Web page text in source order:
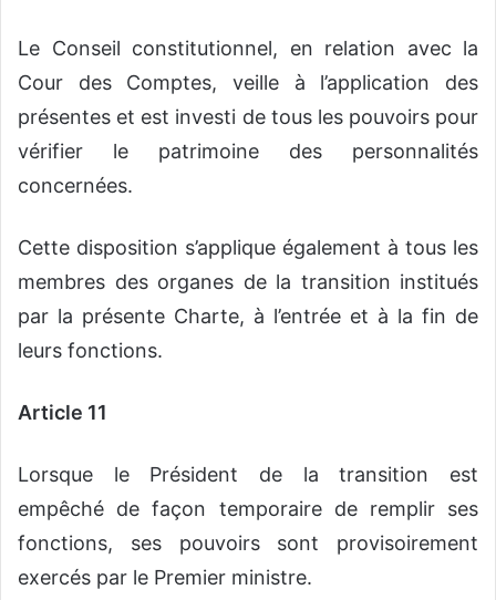
Le Conseil constitutionnel, en relation avec la
Cour des Comptes, veille à l’application des
présentes et est investi de tous les pouvoirs pour
vérifier le patrimoine des personnalités
concernées.
Cette disposition s’applique également à tous les
membres des organes de la transition institués
par la présente Charte, à l’entrée et à la fin de
leurs fonctions.
Article 11
Lorsque le Président de la transition est
empêché de façon temporaire de remplir ses
fonctions, ses pouvoirs sont provisoirement
exercés par le Premier ministre.